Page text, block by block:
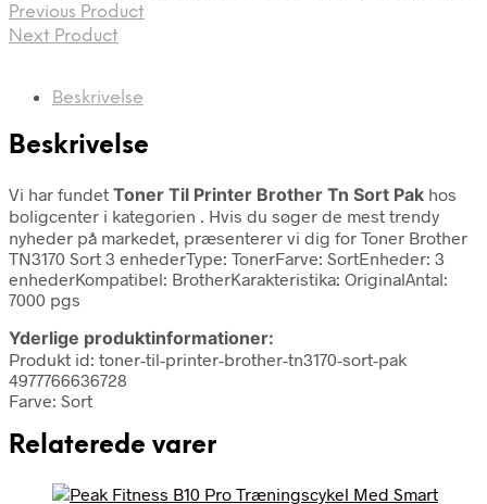
Previous Product
Next Product
Beskrivelse
Beskrivelse
Vi har fundet Toner Til Printer Brother Tn Sort Pak hos
boligcenter i kategorien . Hvis du søger de mest trendy
nyheder på markedet, præsenterer vi dig for Toner Brother
TN3170 Sort 3 enhederType: TonerFarve: SortEnheder: 3
enhederKompatibel: BrotherKarakteristika: OriginalAntal:
7000 pgs
Yderlige produktinformationer:
Produkt id: toner-til-printer-brother-tn3170-sort-pak
4977766636728
Farve: Sort
Relaterede varer